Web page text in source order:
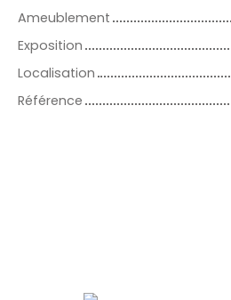
Ameublement
Exposition
Localisation
Référence